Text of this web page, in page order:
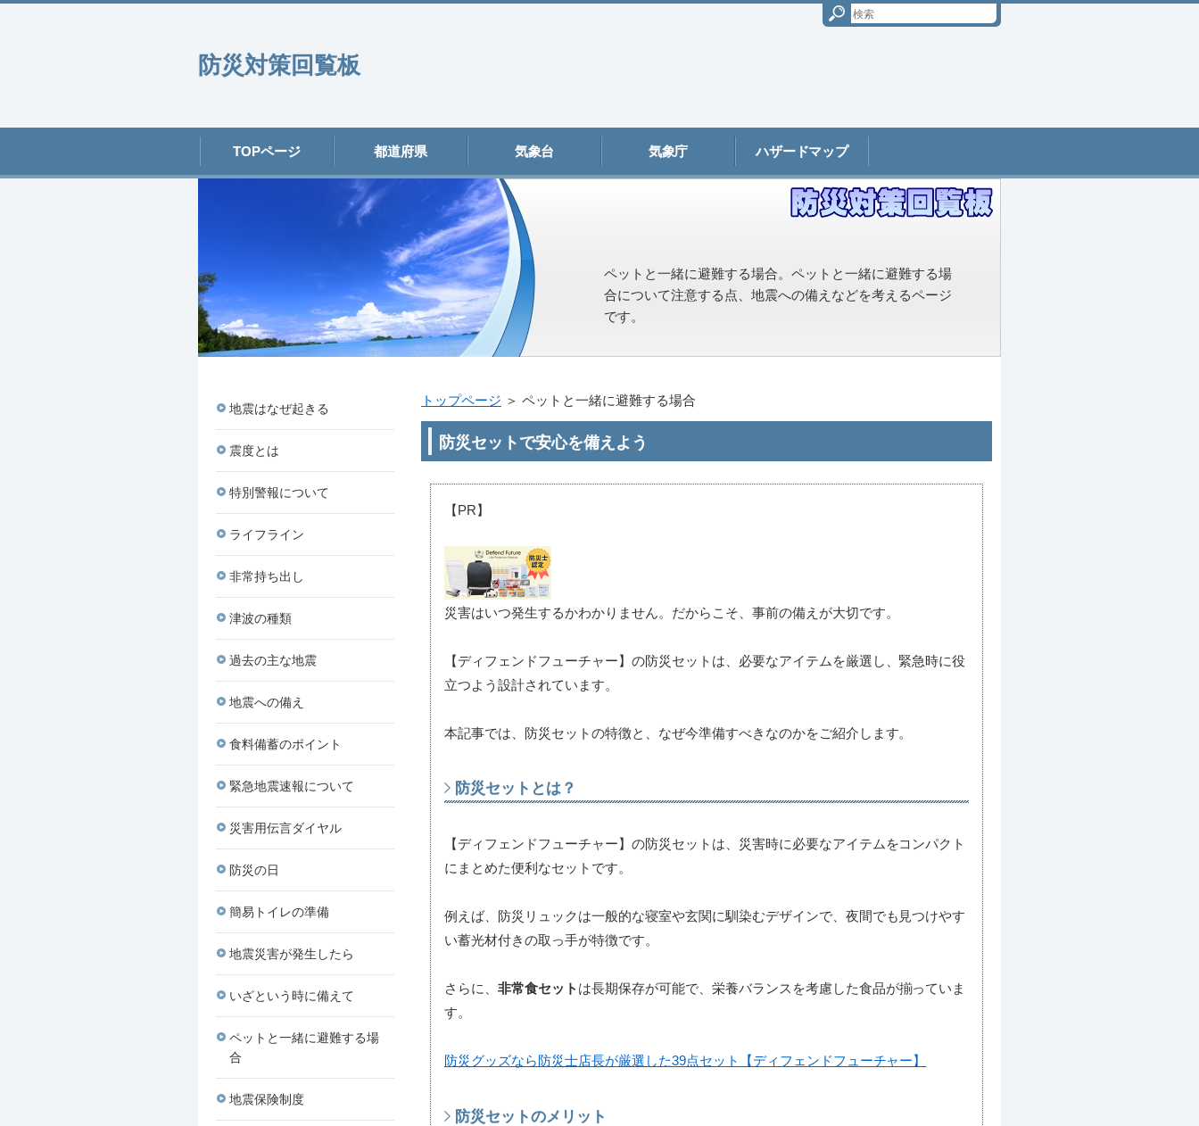
防災対策回覧板
TOPページ 都道府県 気象台 気象庁 ハザードマップ
ペットと一緒に避難する場合。ペットと一緒に避難する場
合について注意する点、地震への備えなどを考えるページ
です。
トップページ ＞ ペットと一緒に避難する場合
防災セットで安心を備えよう
【PR】
災害はいつ発生するかわかりません。だからこそ、事前の備えが大切です。
【ディフェンドフューチャー】の防災セットは、必要なアイテムを厳選し、緊急時に役
立つよう設計されています。
本記事では、防災セットの特徴と、なぜ今準備すべきなのかをご紹介します。
防災セットとは？
【ディフェンドフューチャー】の防災セットは、災害時に必要なアイテムをコンパクト
にまとめた便利なセットです。
例えば、防災リュックは一般的な寝室や玄関に馴染むデザインで、夜間でも見つけやす
い蓄光材付きの取っ手が特徴です。
さらに、 非常食セット は長期保存が可能で、栄養バランスを考慮した食品が揃っていま
す。
防災グッズなら防災士店長が厳選した39点セット【ディフェンドフューチャー】
防災セットのメリット
地震はなぜ起きる
震度とは
特別警報について
ライフライン
非常持ち出し
津波の種類
過去の主な地震
地震への備え
食料備蓄のポイント
緊急地震速報について
災害用伝言ダイヤル
防災の日
簡易トイレの準備
地震災害が発生したら
いざという時に備えて
ペットと一緒に避難する場
合
地震保険制度